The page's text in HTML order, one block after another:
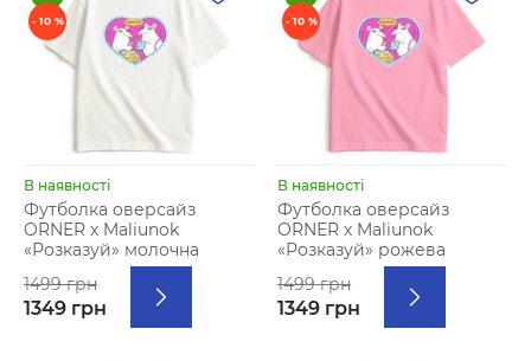
- 10 %
В наявності
Футболка оверсайз
ORNER х Maliunok
«Розказуй» молочна
1499 грн
1349 грн
- 10 %
В наявності
Футболка оверсайз
ORNER х Maliunok
«Розказуй» рожева
1499 грн
1349 грн